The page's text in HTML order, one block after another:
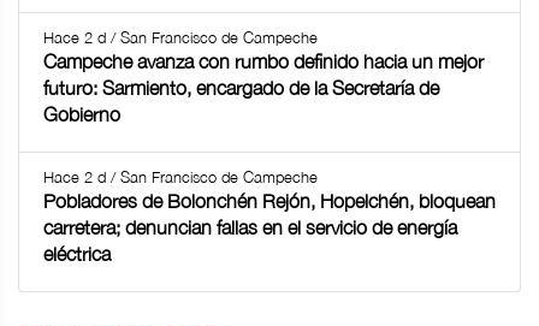
Hace 2 d / San Francisco de Campeche
Campeche avanza con rumbo definido hacia un mejor
futuro: Sarmiento, encargado de la Secretaría de
Gobierno
Hace 2 d / San Francisco de Campeche
Pobladores de Bolonchén Rejón, Hopelchén, bloquean
carretera; denuncian fallas en el servicio de energía
eléctrica